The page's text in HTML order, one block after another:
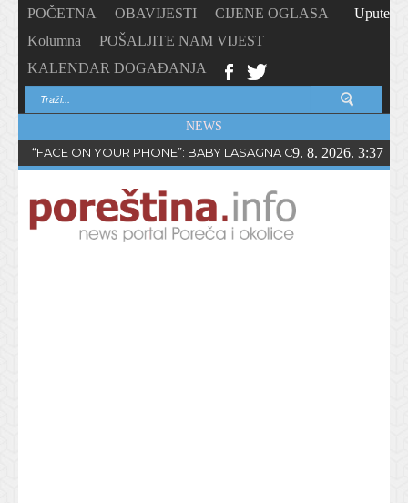
POČETNA OBAVIJESTI
CIJENE OGLASA
Kolumna
POŠALJITE NAM VIJEST
KALENDAR DOGAĐANJA
Upute
NEWS
“FACE ON YOUR PHONE”: BABY LASAGNA OBJAVIO NOVI
9. 8. 2026. 3:37